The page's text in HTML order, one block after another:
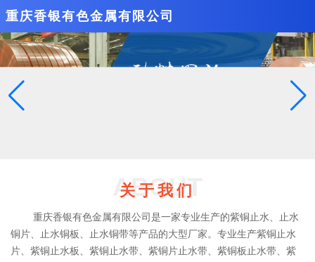
重庆香银有色金属有限公司
ABOUT
关于我们
重庆香银有色金属有限公司是一家专业生产的紫铜止水、止水
铜片、止水铜板、止水铜带等产品的大型厂家。专业生产紫铜止水
片、紫铜止水板、紫铜止水带、紫铜片止水带、紫铜板止水带、紫